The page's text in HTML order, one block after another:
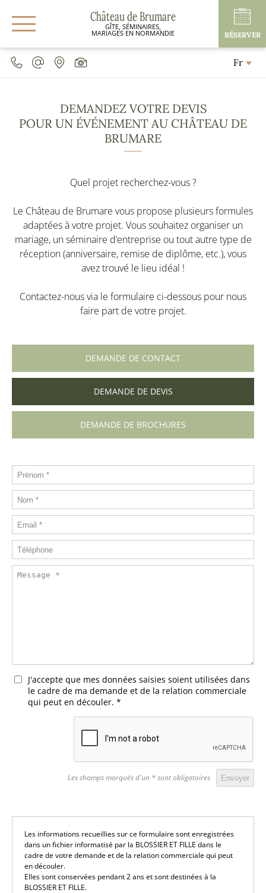
Château de Brumare
GÎTE, SÉMINAIRES,
MARIAGES EN NORMANDIE RÉSERVER
Fr
DEMANDEZ VOTRE DEVIS
POUR UN ÉVÉNEMENT AU CHÂTEAU DE
BRUMARE
Quel projet recherchez-vous ?
Le Château de Brumare vous propose plusieurs formules
adaptées à votre projet. Vous souhaitez organiser un
mariage, un séminaire d’entreprise ou tout autre type de
réception (anniversaire, remise de diplôme, etc.), vous
avez trouvé le lieu idéal !
Contactez-nous via le formulaire ci-dessous pour nous
faire part de votre projet.
DEMANDE DE CONTACT
DEMANDE DE DEVIS
DEMANDE DE BROCHURES
J'accepte que mes données saisies soient utilisées dans
le cadre de ma demande et de la relation commerciale
qui peut en découler. *
Les champs marqués d'un * sont obligatoires
Les informations recueillies sur ce formulaire sont enregistrées
dans un fichier informatisé par la BLOSSIER ET FILLE dans le
cadre de votre demande et de la relation commerciale qui peut
en découler.
Elles sont conservées pendant 2 ans et sont destinées à la
BLOSSIER ET FILLE.